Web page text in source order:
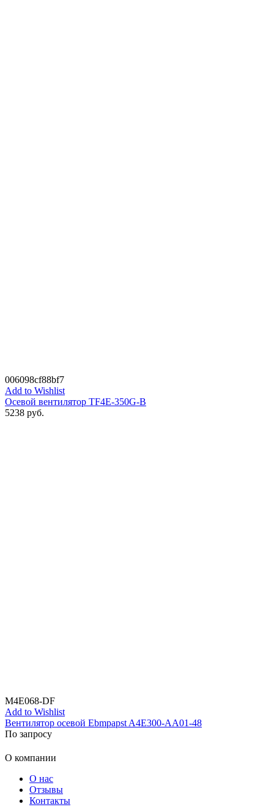
006098cf88bf7
Add to Wishlist
Осевой вентилятор TF4E-350G-B
5238 руб.
M4E068-DF
Add to Wishlist
Вентилятор осевой Ebmpapst A4E300-AA01-48
По запросу
О компании
О нас
Отзывы
Контакты